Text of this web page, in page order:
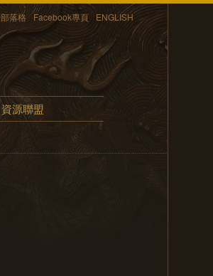
部落格 Facebook專頁 ENGLISH
資源聯盟